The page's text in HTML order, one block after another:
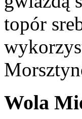
topór
Wola